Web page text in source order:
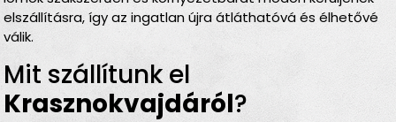
elszállításra, így az ingatlan újra átláthatóvá és élhetővé
válik.
Mit szállítunk el
Krasznokvajdáról?